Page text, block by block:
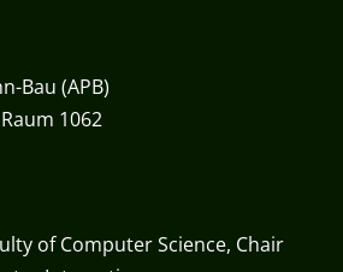
Bau (APB)
1062
of Computer Science, Chair